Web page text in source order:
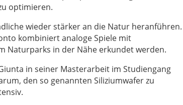
optimieren.
wieder stärker an die Natur heranführen.
kombiniert analoge Spiele mit
Naturparks in der Nähe erkundet werden.
in seiner Masterarbeit im Studiengang
den so genannten Siliziumwafer zu